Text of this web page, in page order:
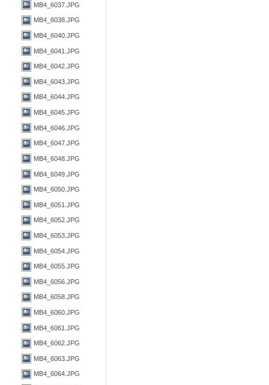
MB4_6037.JPG
MB4_6038.JPG
MB4_6040.JPG
MB4_6041.JPG
MB4_6042.JPG
MB4_6043.JPG
MB4_6044.JPG
MB4_6045.JPG
MB4_6046.JPG
MB4_6047.JPG
MB4_6048.JPG
MB4_6049.JPG
MB4_6050.JPG
MB4_6051.JPG
MB4_6052.JPG
MB4_6053.JPG
MB4_6054.JPG
MB4_6055.JPG
MB4_6056.JPG
MB4_6058.JPG
MB4_6060.JPG
MB4_6061.JPG
MB4_6062.JPG
MB4_6063.JPG
MB4_6064.JPG